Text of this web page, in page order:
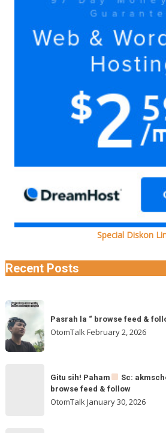
Special Diskon
Recent Posts
Pasrah
la
browse
@otomtalk
Pasrah la “ browse feed &
OtomTalkFebruary 2, 2026
Gitu sih! Paham
Sc:
browse feed & follow
OtomTalkJanuary 30, 2026